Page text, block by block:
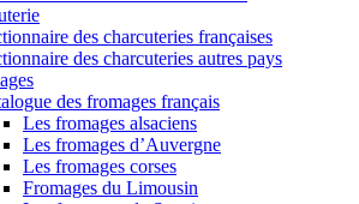
des charcuteries françaises
des charcuteries autres pays
des fromages français
Les fromages alsaciens
Les fromages d’Auvergne
Les fromages corses
Fromages du Limousin